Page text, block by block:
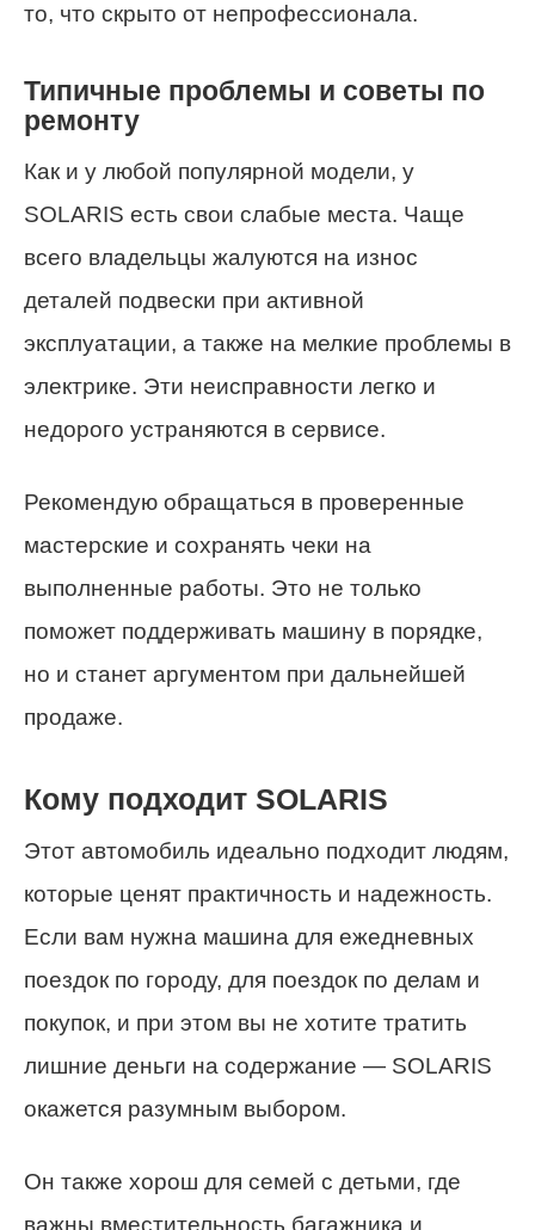
то, что скрыто от непрофессионала.
Типичные проблемы и советы по
ремонту
Как и у любой популярной модели, у
SOLARIS есть свои слабые места. Чаще
всего владельцы жалуются на износ
деталей подвески при активной
эксплуатации, а также на мелкие проблемы в
электрике. Эти неисправности легко и
недорого устраняются в сервисе.
Рекомендую обращаться в проверенные
мастерские и сохранять чеки на
выполненные работы. Это не только
поможет поддерживать машину в порядке,
но и станет аргументом при дальнейшей
продаже.
Кому подходит SOLARIS
Этот автомобиль идеально подходит людям,
которые ценят практичность и надежность.
Если вам нужна машина для ежедневных
поездок по городу, для поездок по делам и
покупок, и при этом вы не хотите тратить
лишние деньги на содержание — SOLARIS
окажется разумным выбором.
Он также хорош для семей с детьми, где
важны вместительность багажника и